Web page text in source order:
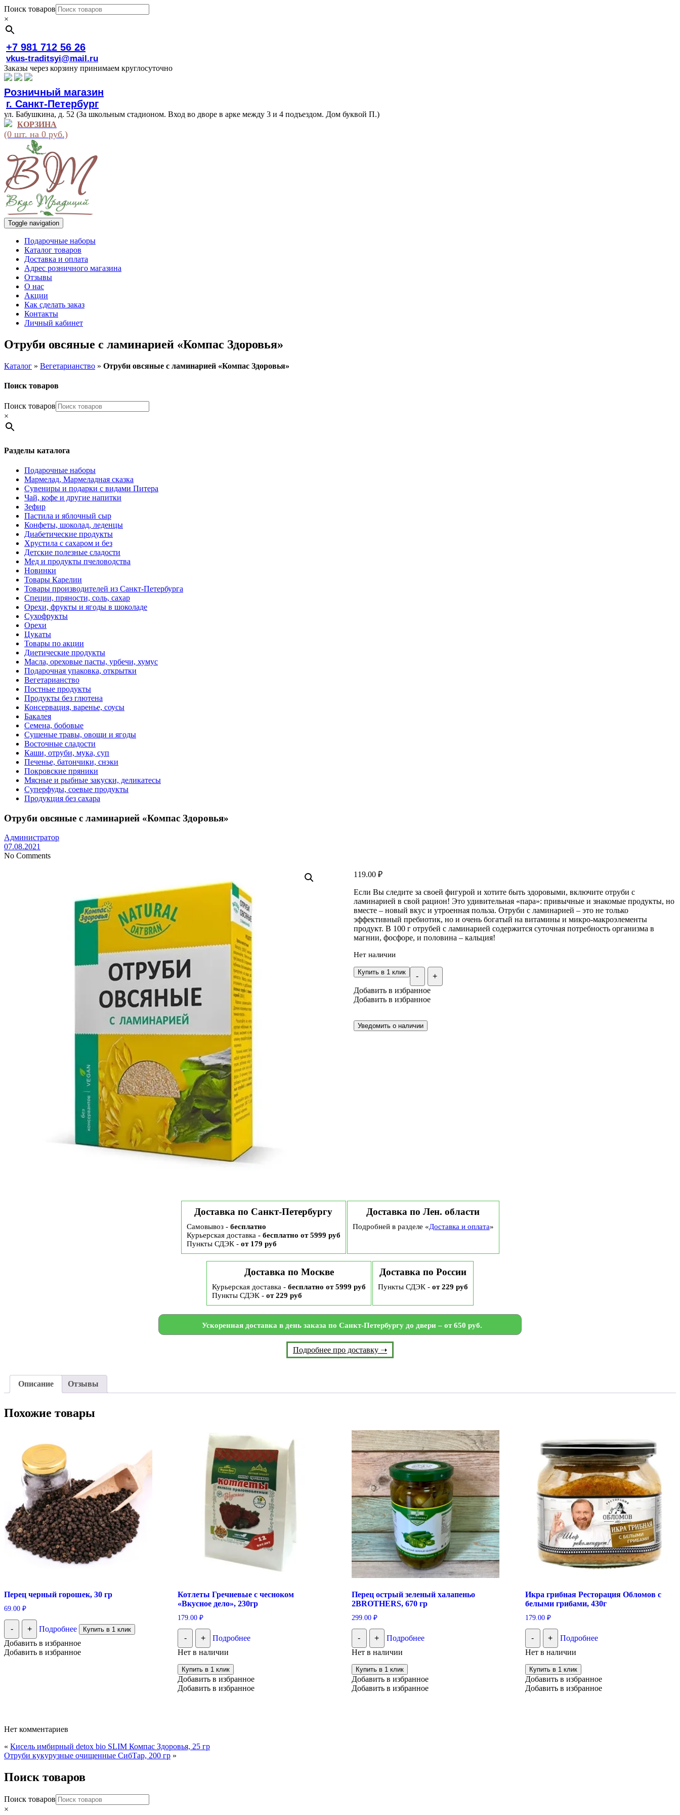
Поиск товаров
×
+7 981 712 56 26
vkus-traditsyi@mail.ru
Заказы через корзину принимаем круглосуточно
Розничный магазин
г. Санкт-Петербург
ул. Бабушкина, д. 52 (За школьным стадионом. Вход во дворе в арке между 3 и 4 подъездом. Дом буквой П.)
КОРЗИНА
(0 шт. на 0 руб.)
Toggle navigation
Подарочные наборы
Каталог товаров
Доставка и оплата
Адрес розничного магазина
Отзывы
О нас
Акции
Как сделать заказ
Контакты
Личный кабинет
Отруби овсяные с ламинарией «Компас Здоровья»
Каталог » Вегетарианство » Отруби овсяные с ламинарией «Компас Здоровья»
Поиск товаров
Поиск товаров
×
Разделы каталога
Подарочные наборы
Мармелад, Мармеладная сказка
Сувениры и подарки с видами Питера
Чай, кофе и другие напитки
Зефир
Пастила и яблочный сыр
Конфеты, шоколад, леденцы
Диабетические продукты
Хрустила с сахаром и без
Детские полезные сладости
Мед и продукты пчеловодства
Новинки
Товары Карелии
Товары производителей из Санкт-Петербурга
Специи, пряности, соль, сахар
Орехи, фрукты и ягоды в шоколаде
Сухофрукты
Орехи
Цукаты
Товары по акции
Диетические продукты
Масла, ореховые пасты, урбечи, хумус
Подарочная упаковка, открытки
Вегетарианство
Постные продукты
Продукты без глютена
Консервация, варенье, соусы
Бакалея
Семена, бобовые
Сушеные травы, овощи и ягоды
Восточные сладости
Каши, отруби, мука, суп
Печенье, батончики, снэки
Покровские пряники
Мясные и рыбные закуски, деликатесы
Суперфуды, соевые продукты
Продукция без сахара
Отруби овсяные с ламинарией «Компас Здоровья»
Администратор
07.08.2021
No Comments
119.00 ₽
Если Вы следите за своей фигурой и хотите быть здоровыми, включите отруби с
ламинарией в свой рацион! Это удивительная «пара»: привычные и знакомые продукты, но
вместе – новый вкус и утроенная польза. Отруби с ламинарией – это не только
эффективный пребиотик, но и очень богатый на витамины и микро-макроэлементы
продукт. В 100 г отрубей с ламинарией содержится суточная потребность организма в
магнии, фосфоре, и половина – кальция!
Нет наличии
- +
Купить в 1 клик
Добавить в избранное
Добавить в избранное
Доставка по Санкт-Петербургу
Самовывоз - бесплатно
Курьерская доставка - бесплатно от 5999 руб
Пункты СДЭК - от 179 руб
Доставка по Лен. области
Подробней в разделе «Доставка и оплата»
Доставка по Москве
Курьерская доставка - бесплатно от 5999 руб
Пункты СДЭК - от 229 руб
Доставка по России
Пункты СДЭК - от 229 руб
Ускоренная доставка в день заказа по Санкт-Петербургу до двери – от 650 руб.
Подробнее про доставку ➝
Описание Отзывы
Похожие товары
Перец черный горошек, 30 гр
69.00 ₽
- + Подробнее Купить в 1 клик
Добавить в избранное
Добавить в избранное
Котлеты Гречневые с чесноком
«Вкусное дело», 230гр
179.00₽
- +
Подробнее
Нет в наличии
Купить в 1 клик
Добавить в избранное
Добавить в избранное
Перец острый зеленый халапеньо
2BROTHERS, 670 гр
299.00 ₽
- +
Подробнее
Нет в наличии
Купить в 1 клик
Добавить в избранное
Добавить в избранное
Икра грибная Ресторация Обломов с
белыми грибами, 430г
179.00 ₽
- +
Подробнее
Нет в наличии
Купить в 1 клик
Добавить в избранное
Добавить в избранное
Нет комментариев
« Кисель имбирный detox bio SLIM Компас Здоровья, 25 гр
Отруби кукурузные очищенные СибТар, 200 гр »
Поиск товаров
Поиск товаров
×